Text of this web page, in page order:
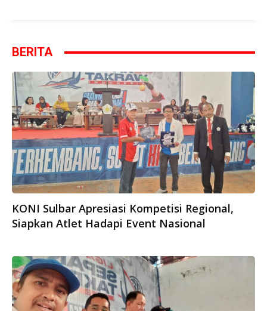
BERITA
KONI Sulbar Apresiasi Kompetisi Regional,
Siapkan Atlet Hadapi Event Nasional